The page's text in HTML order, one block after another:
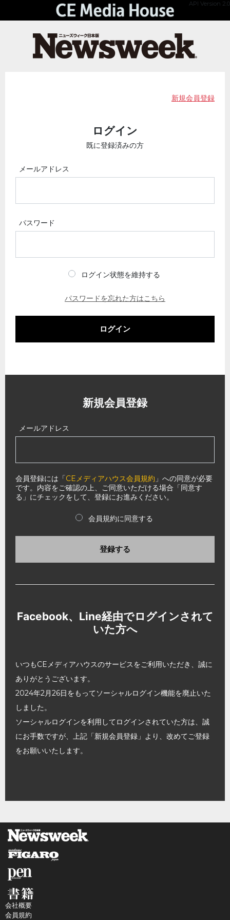
API Version 2.0
新規会員登録
ログイン
既に登録済みの方
メールアドレス
パスワード
ログイン状態を維持する
パスワードを忘れた方はこちら
ログイン
新規会員登録
メールアドレス
会員登録には「CEメディアハウス会員規約 」への同意が必要
です。内容をご確認の上、ご同意いただける場合「同意す
る」にチェックをして、登録にお進みください。
会員規約に同意する
登録する
Facebook、Line経由でログインされて
いた方へ
いつもCEメディアハウスのサービスをご利用いただき、誠に
ありがとうございます。
2024年2月26日をもってソーシャルログイン機能を廃止いた
しました。
ソーシャルログインを利用してログインされていた方は、誠
にお手数ですが、上記「新規会員登録」より、改めてご登録
をお願いいたします。
会社概要
会員規約